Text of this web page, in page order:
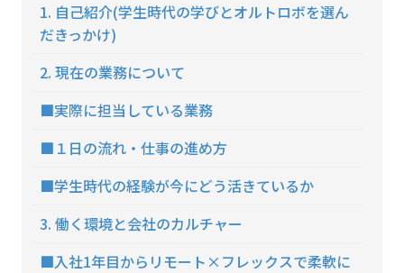
1. 自己紹介(学生時代の学びとオルトロボを選ん
だきっかけ)
2. 現在の業務について
■実際に担当している業務
■１日の流れ・仕事の進め方
■学生時代の経験が今にどう活きているか
3. 働く環境と会社のカルチャー
■入社1年目からリモート×フレックスで柔軟に